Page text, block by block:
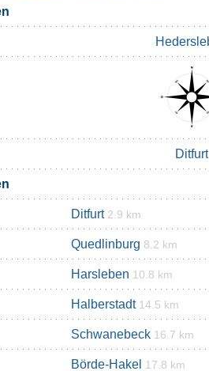
Ditfurt
Ditfurt 2.9 km
Quedlinburg 8.2 km
Harsleben 10.8 km
Halberstadt 14.5 km
Schwanebeck 16.7 km
Börde-Hakel 17.8 km